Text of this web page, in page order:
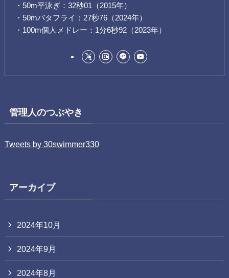
・50m平泳ぎ：32秒01（2015年）
・50mバタフライ：27秒76（2024年）
・100m個人メドレー：1分6秒92（2023年）
管理人のつぶやき
Tweets by 30swimmer330
アーカイブ
2024年10月
2024年9月
2024年8月